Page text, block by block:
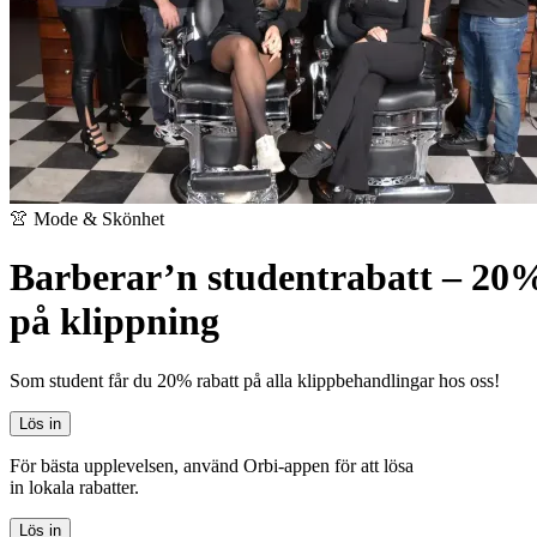
👚 Mode & Skönhet
Barberar’n studentrabatt –
på klippning
Som student får du 20% rabatt på alla klippbehandlingar hos oss!
Lös in
För bästa upplevelsen, använd Orbi-appen för att lösa
in lokala rabatter.
Lös in